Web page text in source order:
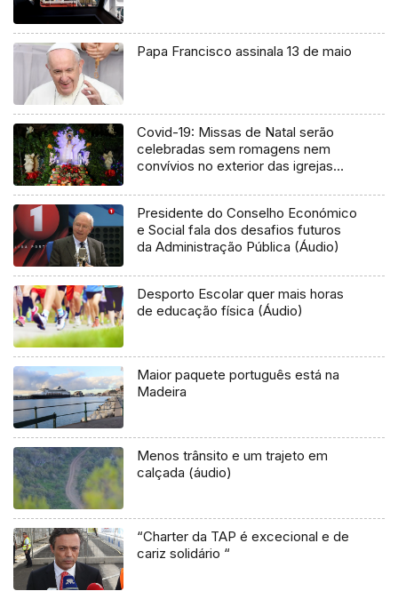
Papa Francisco assinala 13 de maio
Covid-19: Missas de Natal serão
celebradas sem romagens nem
convívios no exterior das igrejas
Presidente do Conselho Económico
e Social fala dos desafios futuros
da Administração Pública (Áudio)
Desporto Escolar quer mais horas
de educação física (Áudio)
Maior paquete português está na
Madeira
Menos trânsito e um trajeto em
calçada (áudio)
“Charter da TAP é excecional e de
cariz solidário “